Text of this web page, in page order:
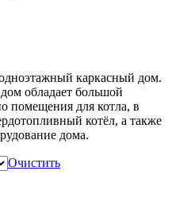
каркасный дом.
обладает большой
помещения для котла, в
котёл, а также
дома.
Очистить